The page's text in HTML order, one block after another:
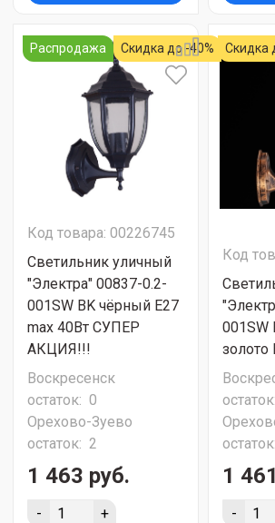
Распродажа Скидка до -40%
Код товара: 00226745
Светильник уличный
"Электра" 00837-0.2-
001SW BK чёрный Е27
max 40Вт СУПЕР
АКЦИЯ!!!
Воскресенск
остаток: 0
Орехово-Зуево
остаток: 2
1 463 руб.
- +
Скидка
Код
001SW
золото
остаток:
остаток:
1
-